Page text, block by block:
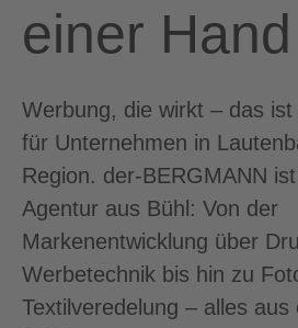
einer Hand
Werbung, die wirkt – das
für Unternehmen in
Region. der-BERGMANN
Agentur aus Bühl: Von der
Markenentwicklung über
Werbetechnik bis hin zu
Textilveredelung – alles